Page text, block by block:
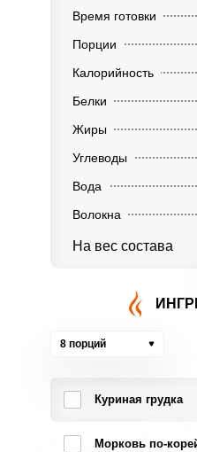
Время готовки
Порции
Калорийность
Белки
Жиры
Углеводы
Вода
Волокна
На вес состава
8 порций
Куриная грудка
Морковь по-